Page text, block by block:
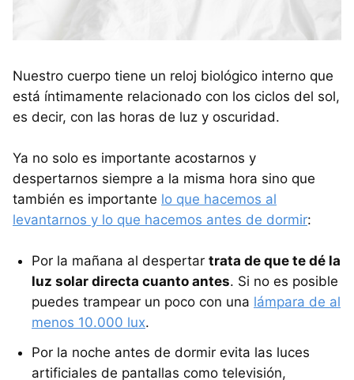
Nuestro cuerpo tiene un reloj biológico interno que
está íntimamente relacionado con los ciclos del sol,
es decir, con las horas de luz y oscuridad.
Ya no solo es importante acostarnos y
despertarnos siempre a la misma hora sino que
también es importante lo que hacemos al
levantarnos y lo que hacemos antes de dormir:
Por la mañana al despertar trata de que te dé la
luz solar directa cuanto antes. Si no es posible
puedes trampear un poco con una lámpara de al
menos 10.000 lux.
Por la noche antes de dormir evita las luces
artificiales de pantallas como televisión,